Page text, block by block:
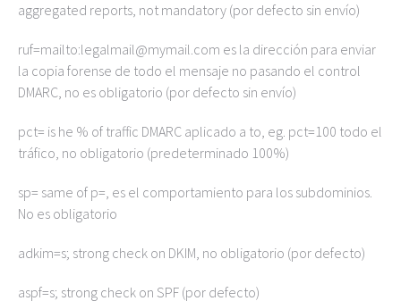
aggregated reports, not mandatory (por defecto sin envío)
ruf=mailto:legalmail@mymail.com es la dirección para enviar
la copia forense de todo el mensaje no pasando el control
DMARC, no es obligatorio (por defecto sin envío)
pct= is he % of traffic DMARC aplicado a to, eg. pct=100 todo el
tráfico, no obligatorio (predeterminado 100%)
sp= same of p=, es el comportamiento para los subdominios.
No es obligatorio
adkim=s; strong check on DKIM, no obligatorio (por defecto)
aspf=s; strong check on SPF (por defecto)